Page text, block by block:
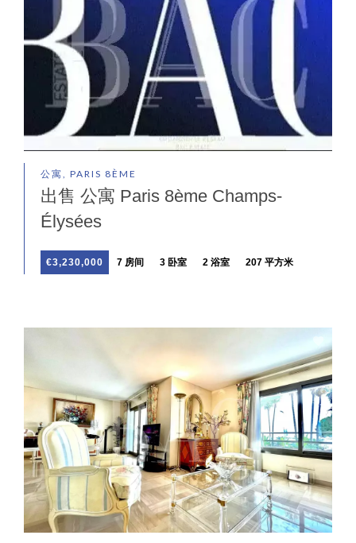
公寓, PARIS 8ÈME
出售 公寓 Paris 8ème Champs-
Élysées
€3,230,000 7 房间 3 卧室 2 浴室 207 平方米